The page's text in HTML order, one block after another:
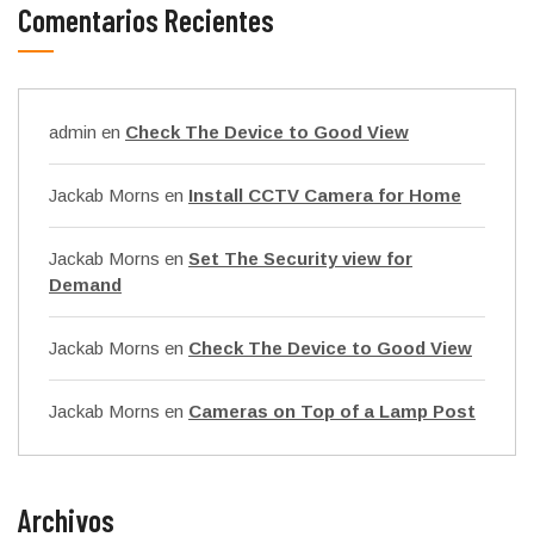
Comentarios Recientes
admin en Check The Device to Good View
Jackab Morns en Install CCTV Camera for Home
Jackab Morns en Set The Security view for
Demand
Jackab Morns en Check The Device to Good View
Jackab Morns en Cameras on Top of a Lamp Post
Archivos